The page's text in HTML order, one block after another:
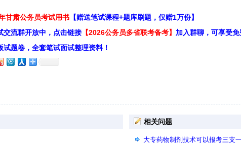
甘肃公务员考试用书 【赠送笔试课程+题库刷题，仅赠1万份】
交流群开放中，点击链接 【2026公务员多省联考备考】 加入群聊，可享受
题卷，全套笔试面试整理资料！
相关问题
大专药物制剂技术可以报考三支